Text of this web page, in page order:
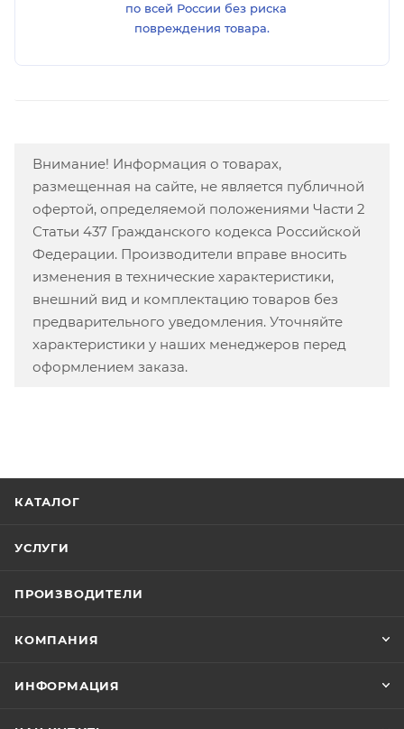
по всей России без риска
повреждения товара.
Внимание! Информация о товарах,
размещенная на сайте, не является публичной
офертой, определяемой положениями Части 2
Статьи 437 Гражданского кодекса Российской
Федерации. Производители вправе вносить
изменения в технические характеристики,
внешний вид и комплектацию товаров без
предварительного уведомления. Уточняйте
характеристики у наших менеджеров перед
оформлением заказа.
КАТАЛОГ
УСЛУГИ
ПРОИЗВОДИТЕЛИ
КОМПАНИЯ
ИНФОРМАЦИЯ